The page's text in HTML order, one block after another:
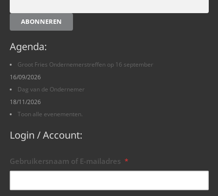
ABONNEREN
Agenda:
Groot Fries Ondernemerstreffen op 16 september
16/09/2026
Dag van de Ondernemer
18/11/2026
Toon alle evenementen.
Login / Account:
Gebruikersnaam of E-mailadres *